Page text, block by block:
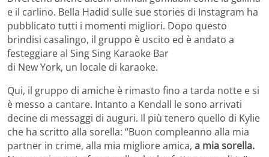
e il carlino. Bella Hadid sulle sue stories di Instagram ha
pubblicato tutti i momenti migliori. Dopo questo
brindisi casalingo, il gruppo è uscito ed è andato a
festeggiare al Sing Sing Karaoke Bar
di New York, un locale di karaoke.
Qui, il gruppo di amiche è rimasto fino a tarda notte e si
è messo a cantare. Intanto a Kendall le sono arrivati
decine di messaggi di auguri. Il più tenero quello di Kylie
che ha scritto alla sorella: “Buon compleanno alla mia
partner in crime, alla mia migliore amica, a mia sorella.